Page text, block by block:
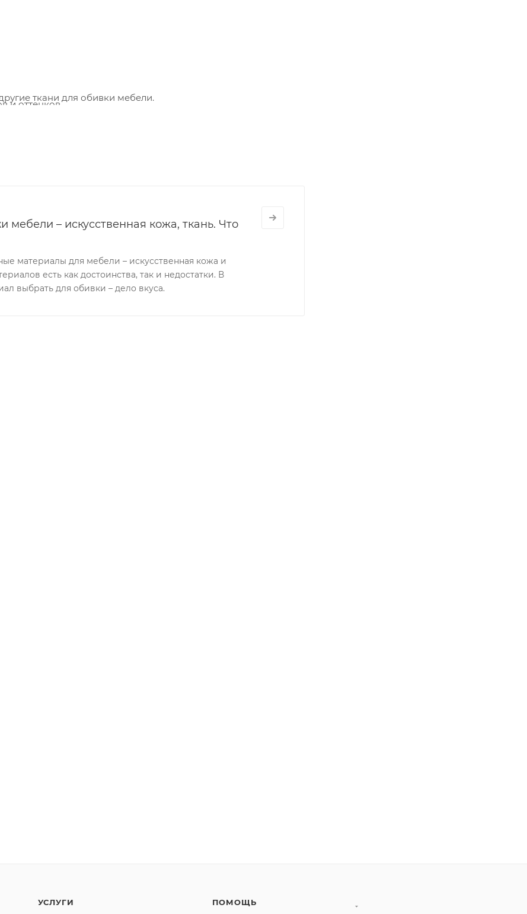
и оттенков.
ткани для обивки мебели.
мебели – искусственная кожа, ткань. Что
материалы для мебели – искусственная кожа и
есть как достоинства, так и недостатки. В
выбрать для обивки – дело вкуса.
УСЛУГИ ПОМОЩЬ
ваше согласие, нажав кнопку "Принять".